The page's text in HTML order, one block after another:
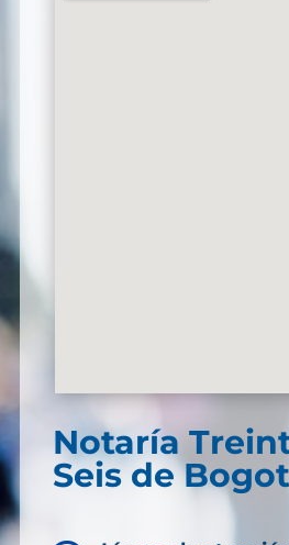
Notaría
Seis de